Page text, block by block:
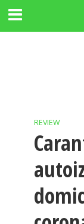
REVIEW